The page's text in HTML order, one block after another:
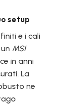
setup
e i cali
MSI
in anni
La
ne